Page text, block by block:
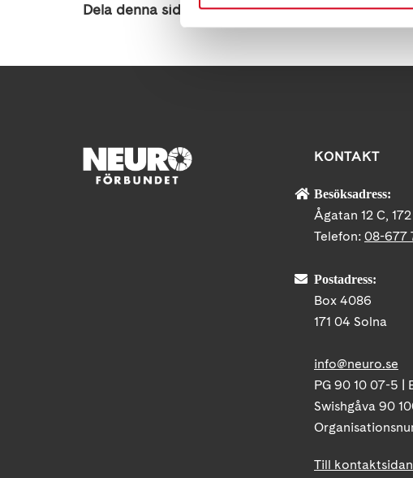
Dela denna sida:
KONTAKT
Besöksadress:
Ågatan 12 C,
Telefon: 08-677
Postadress:
Box 4086
171 04 Solna
info@neuro.se
PG 90 10 07-5 |
Swishgåva 90
Till kontaktsidan